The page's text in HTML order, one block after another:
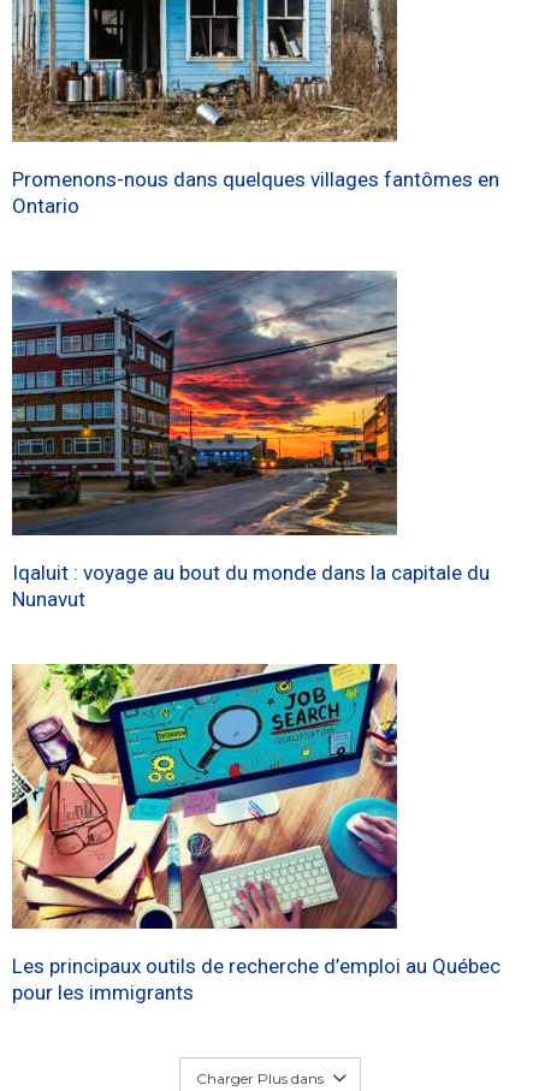
Promenons-nous dans quelques villages fantômes en
Ontario
Iqaluit : voyage au bout du monde dans la capitale du
Nunavut
Les principaux outils de recherche d’emploi au Québec
pour les immigrants
Charger Plus dans